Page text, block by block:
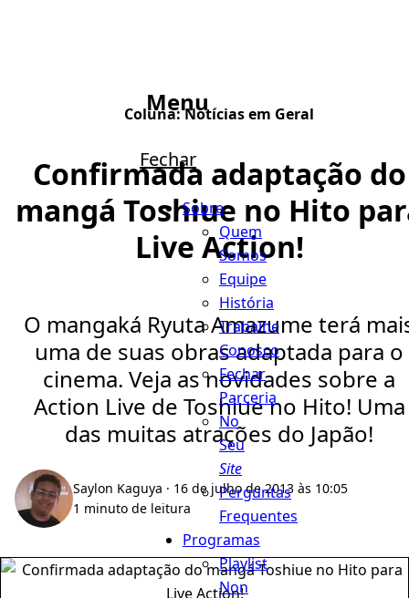
Menu
Fechar
Sobre
Quem
Somos
Equipe
História
Trabalhe
Conosco
Fechar
Parceria
No
Seu
Site
Perguntas
Frequentes
Programas
Playlist
Non
Coluna:Notícias em Geral
Confirmada adaptação do
mangá Toshiue no Hito
Live Action!
O mangaká Ryuta Amazume terá
uma de suas obras adaptada para o
cinema. Veja as novidades sobre a
Action Live de Toshiue no Hito! Uma
das muitas atrações do Japão!
Saylon Kaguya · 16 de julho de 2013 às 10:05
1 minuto de leitura